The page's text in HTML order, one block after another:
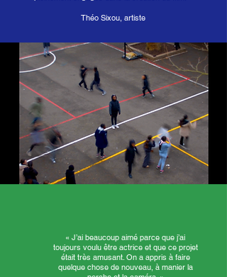
Théo Sixou, artiste
« J’ai beaucoup aimé parce que j’ai
toujours voulu être actrice et que ce projet
était très amusant. On a appris à faire
quelque chose de nouveau, à manier la